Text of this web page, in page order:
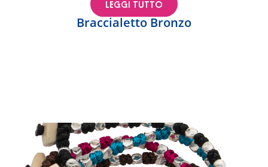
Braccialetto Bronzo
LEGGI TUTTO